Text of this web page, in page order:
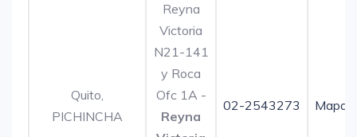
Quito,
PICHINCHA
Reyna
Victoria
N21-141
y Roca
Ofc 1A -
Reyna
02-2543273 Mapa